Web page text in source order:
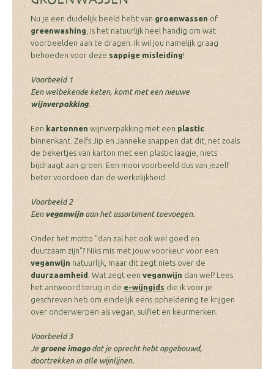
Nu je een duidelijk beeld hebt van groenwassen of
greenwashing , is het natuurlijk heel handig om wat
voorbeelden aan te dragen. Ik wil jou namelijk graag
behoeden voor deze sappige misleiding!
Voorbeeld 1
Een welbekende keten, komt met een nieuwe
wijnverpakking.
Een kartonnen wijnverpakking met een plastic
binnenkant. Zelfs Jip en Janneke snappen dat dit, net zoals
de bekertjes van karton met een plastic laagje, niets
bijdraagt aan groen. Een mooi voorbeeld dus van jezelf
beter voordoen dan de werkelijkheid.
Voorbeeld 2
Een veganwijn aan het assortiment toevoegen.
Onder het motto "dan zal het ook wel goed en
duurzaam zijn"? Niks mis met jouw voorkeur voor een
veganwijn natuurlijk, maar dit zegt niets over de
duurzaamheid . Wat zegt een veganwijn dan wel? Lees
het antwoord terug in de e-wijngids die ik voor je
geschreven heb om eindelijk eens opheldering te krijgen
over onderwerpen als vegan, sulfiet en keurmerken.
Voorbeeld 3
Je groene imagodat je oprecht hebt opgebouwd,
doortrekken in alle wijnlijnen.